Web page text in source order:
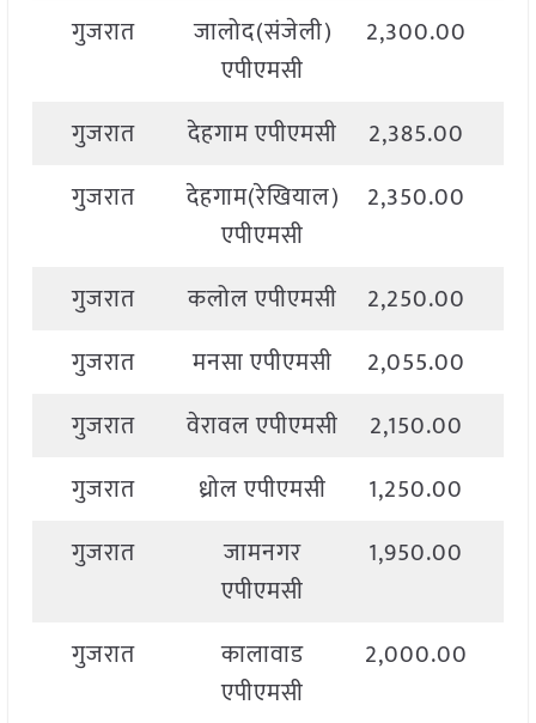
गुजरात
जालोद(संजेली)
एपीएमसी
2,300.00
गुजरात देहगाम एपीएमसी 2,385.00
गुजरात
देहगाम(रेखियाल)
एपीएमसी
2,350.00
गुजरात कलोल एपीएमसी 2,250.00
गुजरात
मनसा एपीएमसी 2,055.00
गुजरात
वेरावल एपीएमसी 2,150.00
गुजरात
ध्रोल एपीएमसी 1,250.00
गुजरात
जामनगर
एपीएमसी
1,950.00
गुजरात
कालावाड
एपीएमसी
2,000.00